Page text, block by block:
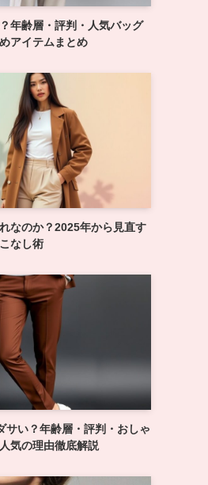
年齢層・評判・人気バッグ
アイテムまとめ
なのか？2025年から見直す
なし術
い？年齢層・評判・おしゃ
気の理由徹底解説